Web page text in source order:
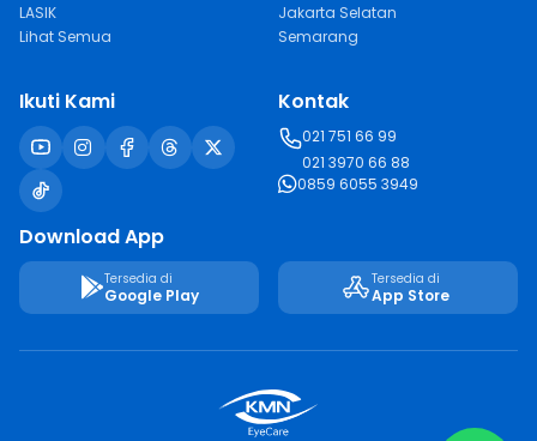
LASIK
Lihat Semua
Jakarta Selatan
Semarang
Ikuti Kami Kontak
021 751 66 99
021 3970 66 88
0859 6055 3949
Download App
Tersedia di
Google Play
Tersedia di
App Store